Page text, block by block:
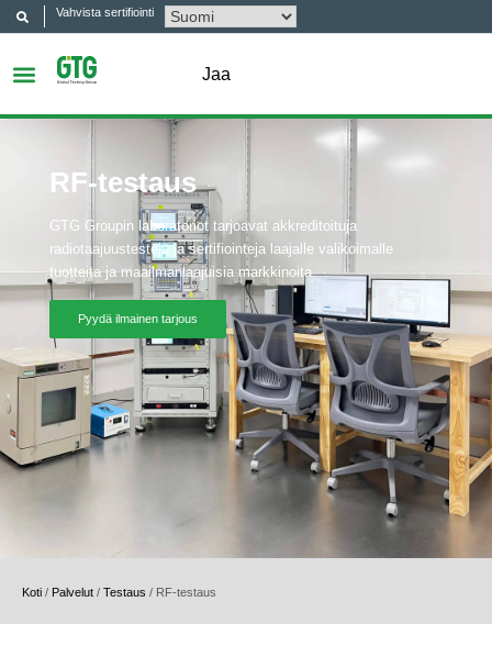
Vahvista sertifiointi
Jaa
RF-testaus
GTG Groupin laboratoriot tarjoavat akkreditoituja
radiotaajuustestejä ja sertifiointeja laajalle valikoimalle
tuotteita ja maailmanlaajuisia markkinoita.
Pyydä ilmainen tarjous
Koti / Palvelut / Testaus / RF-testaus